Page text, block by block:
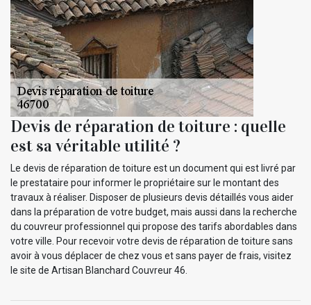
Devis de réparation de toiture : quelle
est sa véritable utilité ?
Le devis de réparation de toiture est un document qui est livré par
le prestataire pour informer le propriétaire sur le montant des
travaux à réaliser. Disposer de plusieurs devis détaillés vous aider
dans la préparation de votre budget, mais aussi dans la recherche
du couvreur professionnel qui propose des tarifs abordables dans
votre ville. Pour recevoir votre devis de réparation de toiture sans
avoir à vous déplacer de chez vous et sans payer de frais, visitez
le site de Artisan Blanchard Couvreur 46.